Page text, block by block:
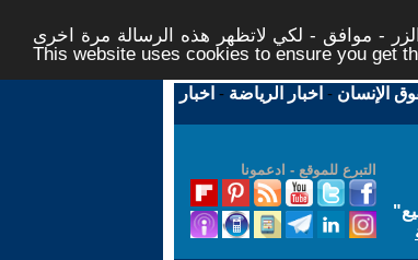
- موافق - لكي لاتظهر هذه الرسالة مرة اخرى -
This website uses cookies to ensure you get
الإنسان - اخبار الرياضة - اخبار
التبرع للموقع - ادعمونا
"